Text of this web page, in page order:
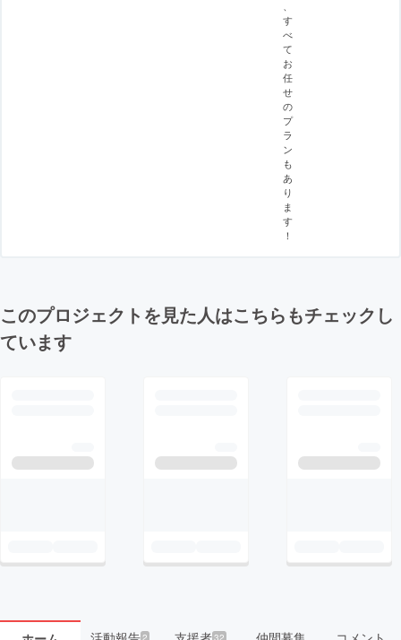
す
べ
て
お
任
せ
の
プ
ラ
ン
も
あ
り
ま
す
！
このプロジェクトを見た人はこちらもチェックし
ています
2 32